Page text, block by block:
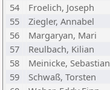
54
Froelich, Joseph
55
Ziegler, Annabel
56
Margaryan, Mari
57
Reulbach, Kilian
58
Meinicke, Sebastian
59
Schwaß, Torsten